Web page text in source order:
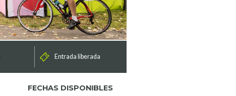
Entrada liberada
FECHAS DISPONIBLES